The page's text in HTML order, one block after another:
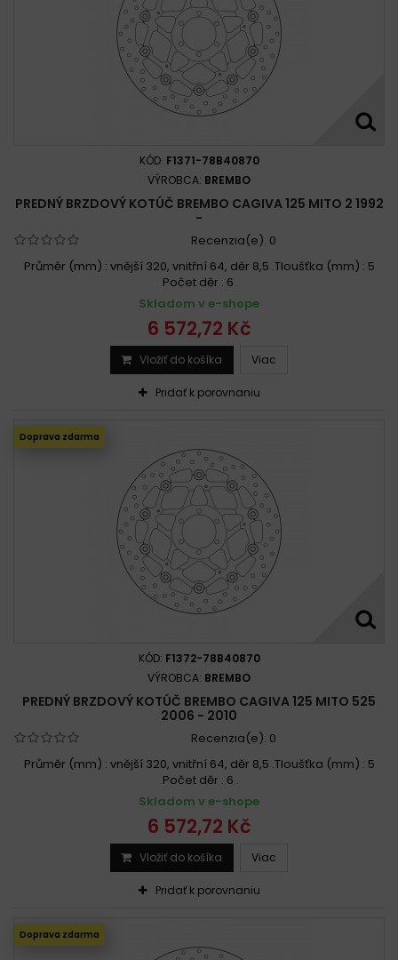
KÓD: F1371-78B40870
VÝROBCA: BREMBO
PREDNÝ BRZDOVÝ KOTÚČ BREMBO CAGIVA 125 MITO 2 1992
-
Recenzia(e): 0
Průměr (mm) : vnější 320, vnitřní 64, děr 8,5 .Tloušťka (mm) : 5
.Počet děr : 6 .
Skladom v e-shope
6 572,72 Kč
Vložiť do košíka Viac
Pridať k porovnaniu
Doprava zdarma
KÓD: F1372-78B40870
VÝROBCA: BREMBO
PREDNÝ BRZDOVÝ KOTÚČ BREMBO CAGIVA 125 MITO 525
2006 - 2010
Recenzia(e): 0
Průměr (mm) : vnější 320, vnitřní 64, děr 8,5 .Tloušťka (mm) : 5
.Počet děr : 6 .
Skladom v e-shope
6 572,72 Kč
Vložiť do košíka Viac
Pridať k porovnaniu
Doprava zdarma